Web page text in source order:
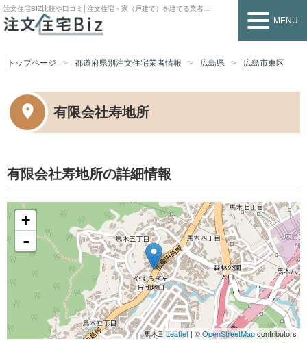
注文住宅BIZ比較や口コミ│注文住宅・家（戸建て）を建てる業者を探すなら
MENU
トップページ 都道府県別注文住宅業者情報 広島県 広島市東区
有限会社寿地所
有限会社寿地所の詳細情報
+
-
Leaflet | ©OpenStreetMapcontributors